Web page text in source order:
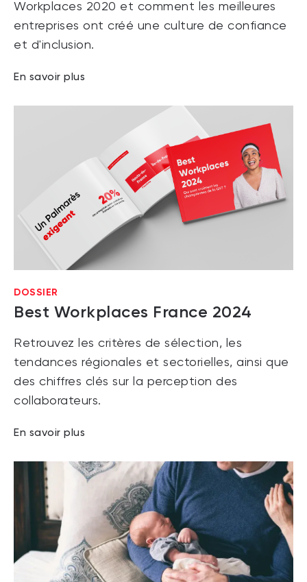
Workplaces 2020 et comment les meilleures
entreprises ont créé une culture de confiance
et d'inclusion.
En savoir plus
DOSSIER
Best Workplaces France 2024
Retrouvez les critères de sélection, les
tendances régionales et sectorielles, ainsi que
des chiffres clés sur la perception des
collaborateurs.
En savoir plus